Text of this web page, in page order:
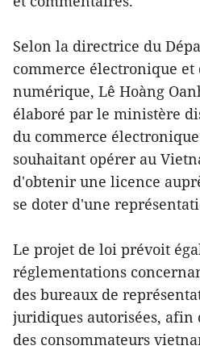
Selon la directrice du
commerce électronique et
numérique, Lê Hoàng
élaboré par le ministère
du commerce
souhaitant opérer au
d'obtenir une licence
se doter d'une
Le projet de loi prévoit
réglementations
des bureaux de
juridiques autorisées,
des consommateurs